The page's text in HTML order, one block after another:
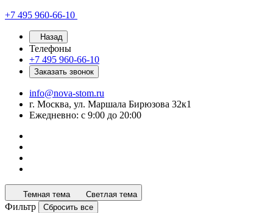
+7 495 960-66-10
Назад
Телефоны
+7 495 960-66-10
Заказать звонок
info@nova-stom.ru
г. Москва, ул. Маршала Бирюзова 32к1
Ежедневно: с 9:00 до 20:00
Темная тема Светлая тема
Фильтр Сбросить все